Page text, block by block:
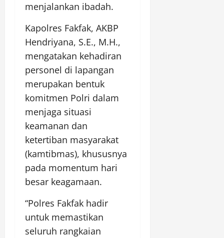
menjalankan ibadah.
Kapolres Fakfak, AKBP
Hendriyana, S.E., M.H.,
mengatakan kehadiran
personel di lapangan
merupakan bentuk
komitmen Polri dalam
menjaga situasi
keamanan dan
ketertiban masyarakat
(kamtibmas), khususnya
pada momentum hari
besar keagamaan.
“Polres Fakfak hadir
untuk memastikan
seluruh rangkaian